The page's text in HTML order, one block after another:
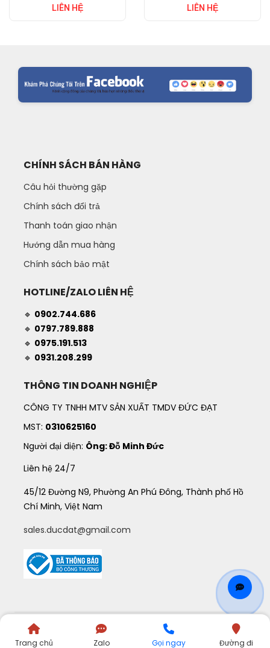
LIÊN HỆ LIÊN HỆ
CHÍNH SÁCH BÁN HÀNG
Câu hỏi thường gặp
Chính sách đổi trả
Thanh toán giao nhận
Hướng dẫn mua hàng
Chính sách bảo mật
HOTLINE/ZALO LIÊN HỆ
🔹 0902.744.686
🔹 0797.789.888
🔹 0975.191.513
🔹 0931.208.299
THÔNG TIN DOANH NGHIỆP
CÔNG TY TNHH MTV SẢN XUẤT TMDV ĐỨC ĐẠT
MST: 0310625160
Người đại diện: Ông: Đỗ Minh Đức
Liên hệ 24/7
45/12 Đường N9, Phường An Phú Đông, Thành phố Hồ
Chí Minh, Việt Nam
sales.ducdat@gmail.com
© QUATANGDUCDAT . All Rights Reserved.
Trang chủ Zalo Gọi ngay Đường đi